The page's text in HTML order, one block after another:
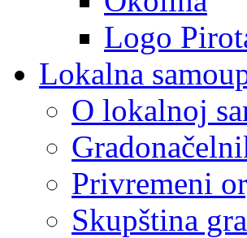
Logo
Lokalna
O lokalnoj
Privremeni
Skupština